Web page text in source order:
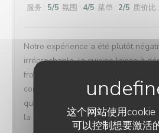
这个网站使用cookie
可以控制想要激活
服务 : 5/5 氛围 : 4/5 菜单 : 2/5 质价比 :
Notre expérience a été plutôt
irréprochable, la cuisine laisse à
froid et sec, la viande ne
comme énoncé mais plutôt à un
que nous renouvèlerons
la suite.